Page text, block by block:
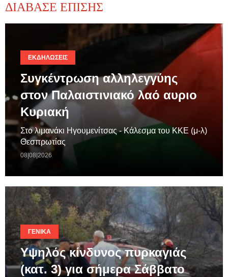
ΔΙΑΒΑΣΕ ΕΠΙΣΗΣ
ΕΚΔΗΛΏΣΕΙΣ
Συγκέντρωση αλληλεγγύης
στον Παλαιστινιακό λαό αυριο
Κυριακή
Στο λιμανάκι Ηγουμενίτσας - Κάλεσμα του ΚΚΕ (μ-λ)
Θεσπρωτίας
08|08|2026
ΓΕΝΙΚΆ
Υψηλός κίνδυνος πυρκαγιάς
(κατ. 3) για σήμερα Σάββατο